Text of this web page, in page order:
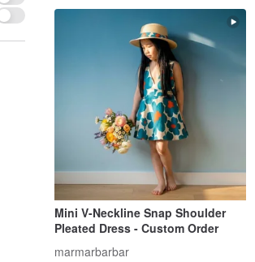
Mini V-Neckline Snap Shoulder
Pleated Dress - Custom Order
marmarbarbar